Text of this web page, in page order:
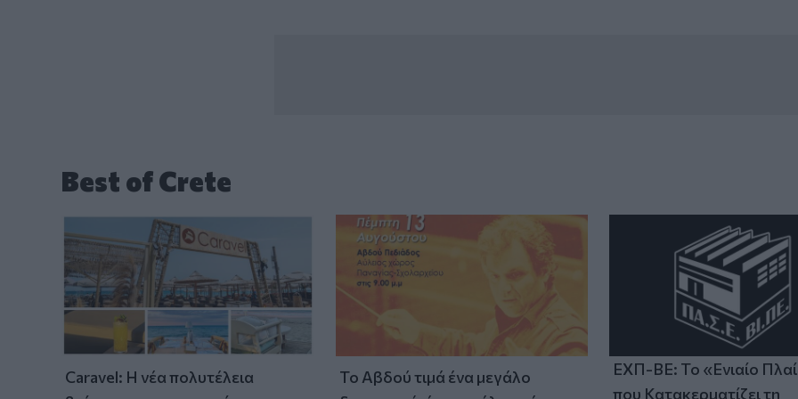
Best of Crete
Caravel: Η νέα πολυτέλεια
Το Αβδού τιμά ένα μεγάλο
ΕΧΠ-ΒΕ: Το «Ενιαίο
που Κατακερματίζει τη